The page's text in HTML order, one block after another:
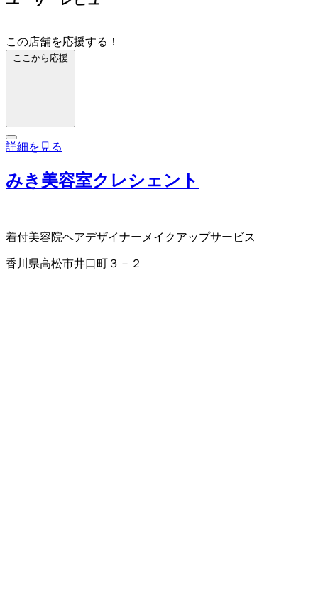
この店舗を応援する！
ここから応援
詳細を見る
みき美容室クレシェント
着付美容院ヘアデザイナー メイクアップサービス
香川県高松市井口町３－２